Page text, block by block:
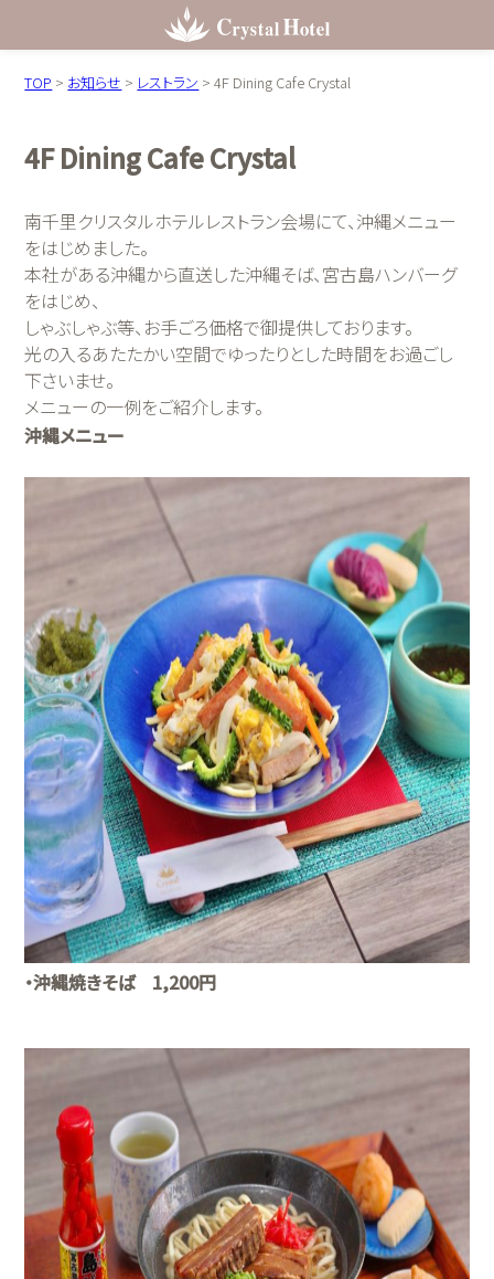
TOP > お知らせ > レストラン >4F Dining Cafe Crystal
4F Dining Cafe Crystal
南千里クリスタルホテルレストラン会場にて、沖縄メニュー
をはじめました。
本社がある沖縄から直送した沖縄そば、宮古島ハンバーグ
をはじめ、
しゃぶしゃぶ等、お手ごろ価格で御提供しております。
光の入るあたたかい空間でゆったりとした時間をお過ごし
下さいませ。
メニューの一例をご紹介します。
沖縄メニュー
・沖縄焼きそば 1,200円